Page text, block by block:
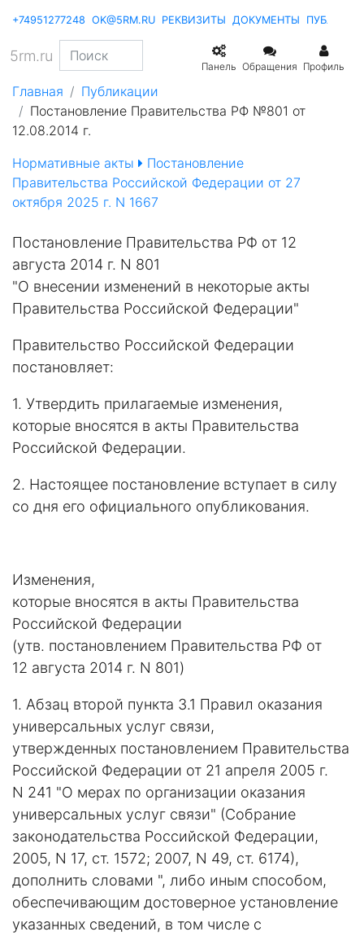
+74951277248 OK@5RM.RU РЕКВИЗИТЫ ДОКУМЕНТЫ
5rm.ru
Панель Обращения Профиль
Главная
Публикации
Постановление Правительства РФ №801 от
12.08.2014 г.
Нормативные акты
Постановление
Правительства Российской Федерации от 27
октября 2025 г. N 1667
Постановление Правительства РФ от 12
августа 2014 г. N 801
"О внесении изменений в некоторые акты
Правительства Российской Федерации"
Правительство Российской Федерации
постановляет:
1. Утвердить прилагаемые изменения,
которые вносятся в акты Правительства
Российской Федерации.
2. Настоящее постановление вступает в силу
со дня его официального опубликования.
Изменения,
которые вносятся в акты Правительства
Российской Федерации
(утв. постановлением Правительства РФ от
12 августа 2014 г. N 801)
1. Абзац второй пункта 3.1 Правил оказания
универсальных услуг связи,
утвержденных постановлением Правительства
Российской Федерации от 21 апреля 2005 г.
N 241 "О мерах по организации оказания
универсальных услуг связи" (Собрание
законодательства Российской Федерации,
2005, N 17, ст. 1572; 2007, N 49, ст. 6174),
дополнить словами ", либо иным способом,
обеспечивающим достоверное установление
указанных сведений, в том числе с